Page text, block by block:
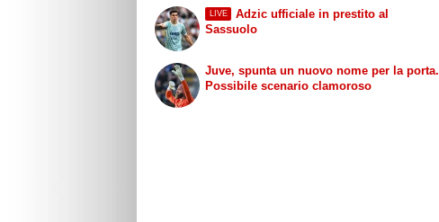
LIVE
Adzic ufficiale in prestito al
Sassuolo
Juve, spunta un nuovo nome per la porta.
Possibile scenario clamoroso